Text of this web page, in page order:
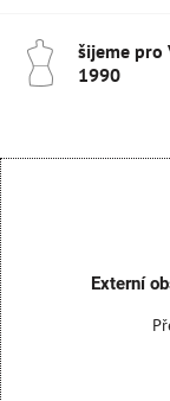
šijeme pro
1990
Externí